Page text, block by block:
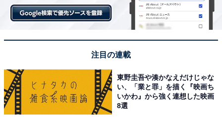
注目の連載
東野圭吾や湊かなえだけじゃな
い、「業と罪」を描く『映画ち
いかわ』から強く連想した映画
8選